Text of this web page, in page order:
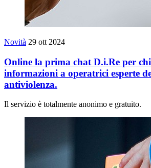
Novità 29 ott 2024
Online la prima chat D.i.Re per
informazioni a operatrici esperte
antiviolenza.
Il servizio è totalmente anonimo e gratuito.